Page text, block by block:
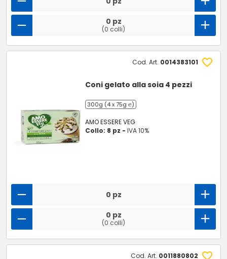
0 pz
(0 colli)
Cod. Art. 0014383101
Coni gelato alla soia 4 pezzi
300g (4 x 75g ℮)
AMO ESSERE VEG
Collo: 8 pz -IVA 10%
0 pz
0 pz
(0 colli)
Cod. Art. 0011880802